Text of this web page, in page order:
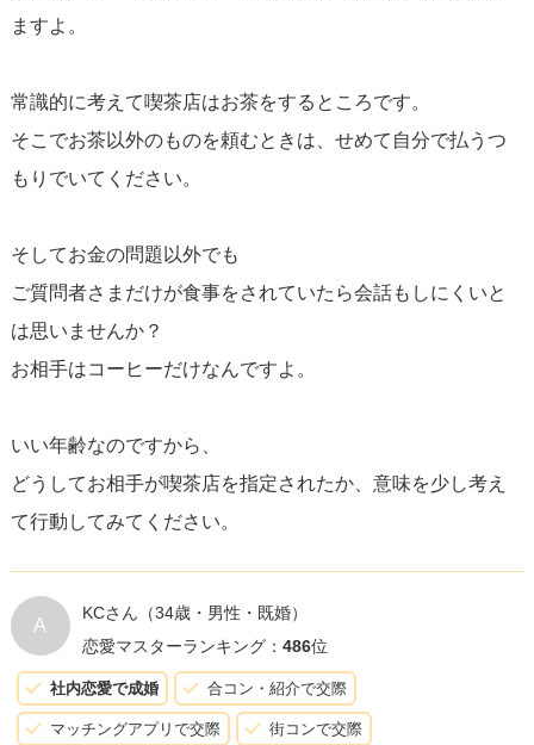
ますよ。
常識的に考えて喫茶店はお茶をするところです。
そこでお茶以外のものを頼むときは、せめて自分で払うつ
もりでいてください。
そしてお金の問題以外でも
ご質問者さまだけが食事をされていたら会話もしにくいと
は思いませんか？
お相手はコーヒーだけなんですよ。
いい年齢なのですから、
どうしてお相手が喫茶店を指定されたか、意味を少し考え
て行動してみてください。
A
KCさん （34歳・男性・既婚）
恋愛マスターランキング： 486位
社内恋愛で成婚 合コン・紹介で交際
マッチングアプリで交際 街コンで交際